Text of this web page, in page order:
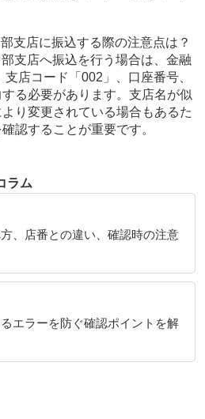
支店に振込する際の注意点は？
支店へ振込を行う場合は、金融
店コード「002」、口座番号、
る必要があります。支店名が似
り変更されている場合もあるた
認することが重要です。
ラム
、店番との違い、確認時の注意
エラーを防ぐ確認ポイントを解